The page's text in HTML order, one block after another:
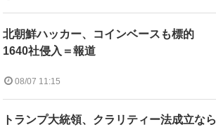
北朝鮮ハッカー、コインベースも標的
1640社侵入＝報道
08/07 11:15
トランプ大統領、クラリティー法成立なら